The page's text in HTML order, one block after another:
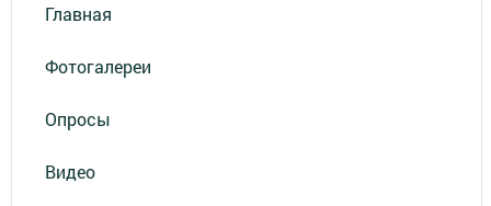
Главная
Фотогалереи
Опросы
Видео